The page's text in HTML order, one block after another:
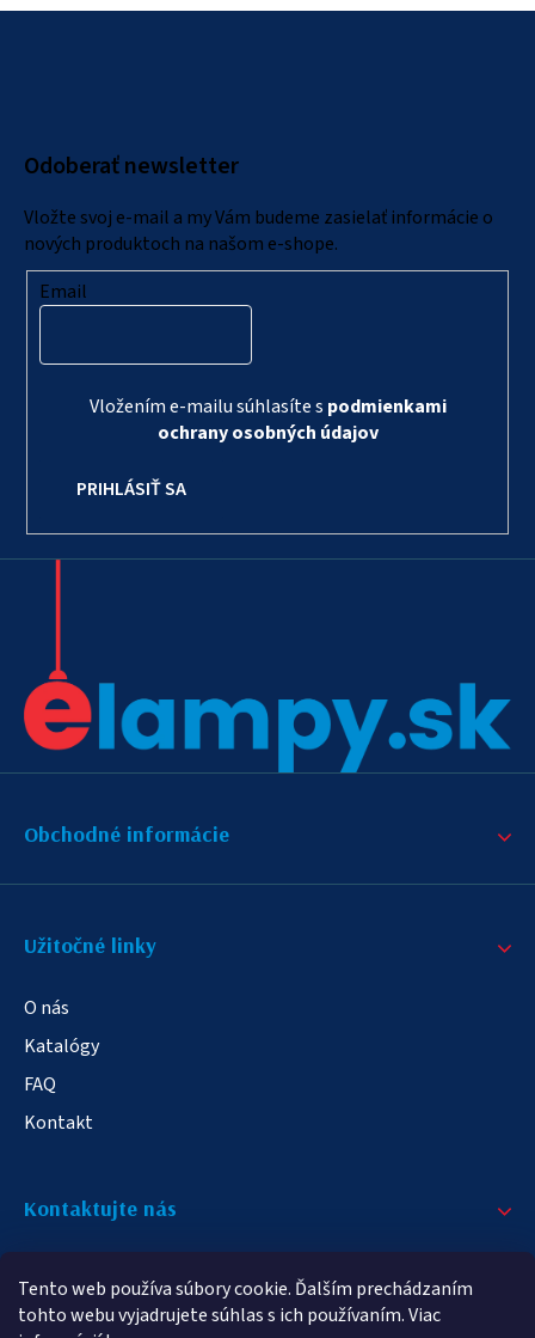
Tento web používa súbory cookie. Ďalším prechádzaním
tohto webu vyjadrujete súhlas s ich používaním. Viac
Odoberať newsletter
Vložte svoj e-mail a my Vám budeme zasielať informácie o
nových produktoch na našom e-shope.
Email
Vložením e-mailu súhlasíte s podmienkami
ochrany osobných údajov
PRIHLÁSIŤ SA
Obchodné informácie
Užitočné linky
O nás
Katalógy
FAQ
Kontakt
Kontaktujte nás
info@elampa.sk